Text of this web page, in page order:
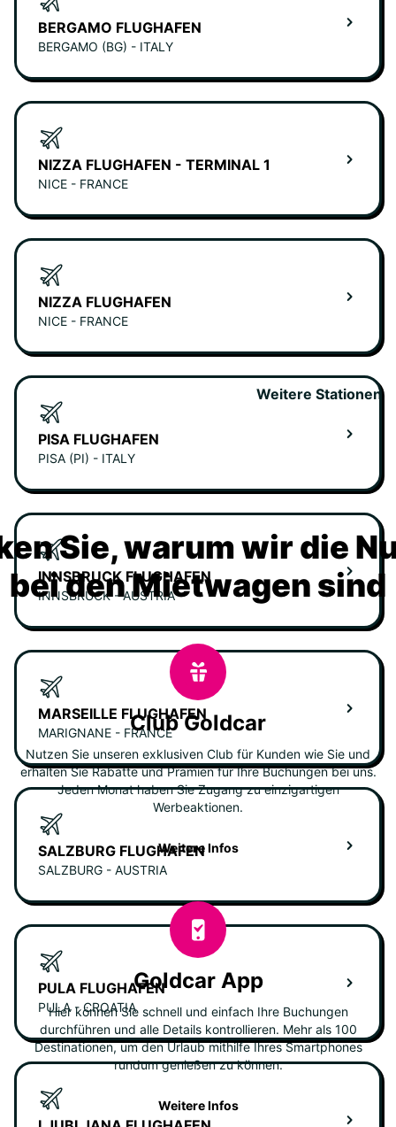
BERGAMO FLUGHAFEN
BERGAMO (BG) - ITALY
NIZZA FLUGHAFEN - TERMINAL 1
NICE - FRANCE
NIZZA FLUGHAFEN
NICE - FRANCE
PISA FLUGHAFEN
PISA (PI) - ITALY
INNSBRUCK FLUGHAFEN
INNSBRUCK - AUSTRIA
MARSEILLE FLUGHAFEN
MARIGNANE - FRANCE
SALZBURG FLUGHAFEN
SALZBURG - AUSTRIA
PULA FLUGHAFEN
PULA - CROATIA
Weitere Stationen
Sie, warum wir die
bei den Mietwagen sind
Club Goldcar
Nutzen Sie unseren exklusiven Club für Kunden wie Sie und
erhalten Sie Rabatte und Prämien für Ihre Buchungen bei uns.
Jeden Monat haben Sie Zugang zu einzigartigen
Werbeaktionen.
Weitere Infos
Goldcar App
Hier können Sie schnell und einfach Ihre Buchungen
durchführen und alle Details kontrollieren. Mehr als 100
Destinationen, um den Urlaub mithilfe Ihres Smartphones
rundum genießen zu können.
Weitere Infos